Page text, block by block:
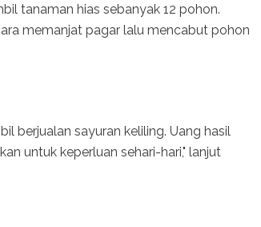
tanaman hias sebanyak 12 pohon.
memanjat pagar lalu mencabut pohon
berjualan sayuran keliling. Uang hasil
untuk keperluan sehari-hari," lanjut